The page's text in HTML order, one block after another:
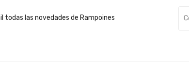
todas las novedades de Rampoines